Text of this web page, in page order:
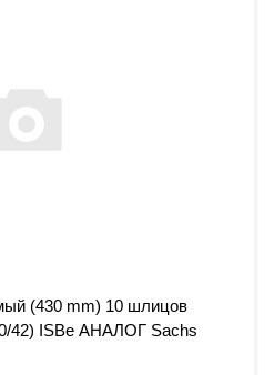
(430 mm) 10 шлицов
42) ISBe АНАЛОГ Sachs